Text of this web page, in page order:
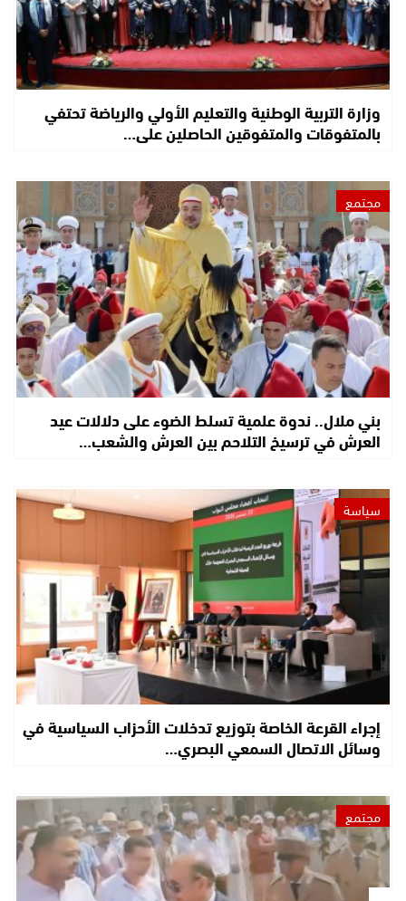
وزارة التربية الوطنية والتعليم الأولي والرياضة تحتفي
بالمتفوقات والمتفوقين الحاصلين على…
مجتمع
بني ملال.. ندوة علمية تسلط الضوء على دلالات عيد
العرش في ترسيخ التلاحم بين العرش والشعب…
سياسة
إجراء القرعة الخاصة بتوزيع تدخلات الأحزاب السياسية في
وسائل الاتصال السمعي البصري…
مجتمع